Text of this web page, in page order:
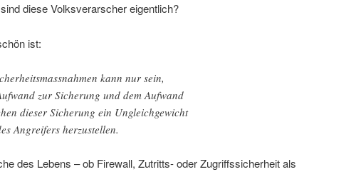
diese Volksverarscher eigentlich?
ist:
kann nur sein,
zur Sicherung und dem Aufwand
dieser Sicherung ein Ungleichgewicht
Angreifers herzustellen.
des Lebens – ob Firewall, Zutritts- oder Zugriffssicherheit als